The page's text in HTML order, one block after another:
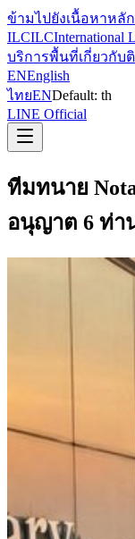
ข้ามไปยังเนื้อหาหลัก
ILCILCInternational
บริการพื้นที่เกี่ยวกับ
ENEnglish
ไทยENDefault: th
LINE Official
ทีมทนาย
อนุญาต 6 ท่า